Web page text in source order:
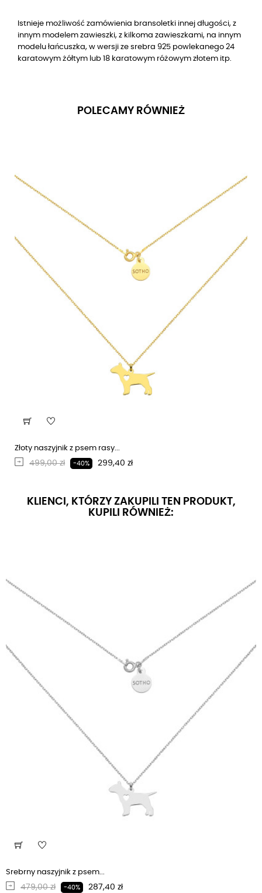
Istnieje możliwość zamówienia bransoletki innej długości, z
innym modelem zawieszki, z kilkoma zawieszkami, na innym
modelu łańcuszka, w wersji ze srebra 925 powlekanego 24
karatowym żółtym lub 18 karatowym różowym złotem itp.
POLECAMY RÓWNIEŻ
Złoty naszyjnik z psem rasy...
Regularna cena
499,00 zł -40% Cena
299,40 zł
KLIENCI, KTÓRZY ZAKUPILI TEN PRODUKT,
KUPILI RÓWNIEŻ:
Srebrny naszyjnik z psem...
Regularna cena
479,00 zł -40% Cena
287,40 zł